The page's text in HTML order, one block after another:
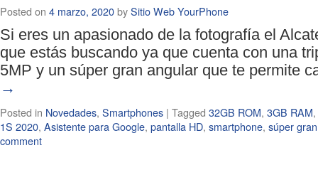
Posted on 4 marzo, 2020bySitio Web YourPhone
Si eres un apasionado de la fotografía el
que estás buscando ya que cuenta con una
5MP y un súper gran angular que te permite
→
Posted in Novedades, Smartphones | Tagged 32GB ROM, 3GB RAM,
1S 2020, Asistente para Google, pantalla HD, smartphone, súper
comment